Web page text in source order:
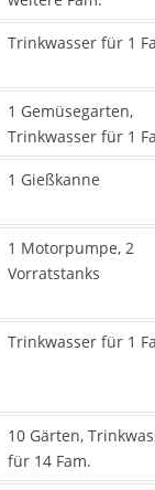
Trinkwasser für 1
1 Gemüsegarten,
Trinkwasser für 1
1 Gießkanne
1 Motorpumpe, 2
Vorratstanks
Trinkwasser für 1
10 Gärten,
für 14 Fam.